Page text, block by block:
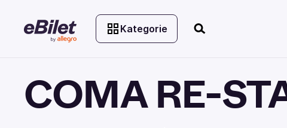
Kategorie
COMA RE-